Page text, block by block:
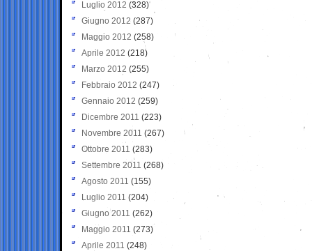
Luglio 2012 (328)
Giugno 2012 (287)
Maggio 2012 (258)
Aprile 2012 (218)
Marzo 2012 (255)
Febbraio 2012 (247)
Gennaio 2012 (259)
Dicembre 2011 (223)
Novembre 2011 (267)
Ottobre 2011 (283)
Settembre 2011 (268)
Agosto 2011 (155)
Luglio 2011 (204)
Giugno 2011 (262)
Maggio 2011 (273)
Aprile 2011 (248)